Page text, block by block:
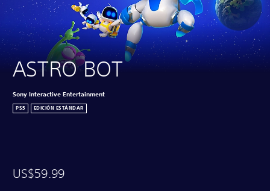
ASTRO BOT
Sony Interactive Entertainment
PS5 EDICIÓN ESTÁNDAR
US$59.99